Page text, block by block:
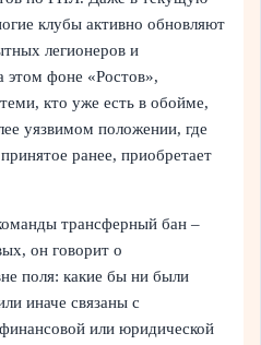
клубы активно обновляют
легионеров и
этом фоне «Ростов»,
кто уже есть в обойме,
уязвимом положении, где
ранее, приобретает
трансферный бан –
он говорит о
поля: какие бы ни были
иначе связаны с
или юридической